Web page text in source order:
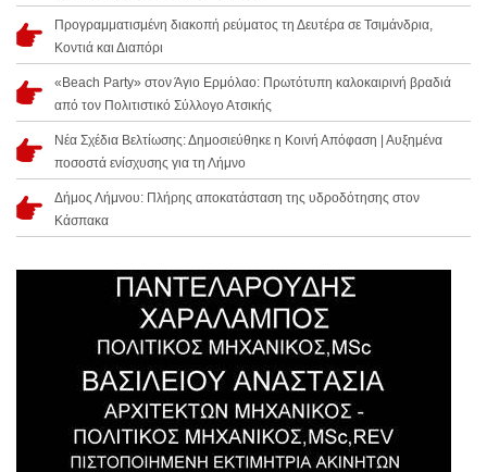
Προγραμματισμένη διακοπή ρεύματος τη Δευτέρα σε Τσιμάνδρια,
Κοντιά και Διαπόρι
«Beach Party» στον Άγιο Ερμόλαο: Πρωτότυπη καλοκαιρινή βραδιά
από τον Πολιτιστικό Σύλλογο Ατσικής
Νέα Σχέδια Βελτίωσης: Δημοσιεύθηκε η Κοινή Απόφαση | Αυξημένα
ποσοστά ενίσχυσης για τη Λήμνο
Δήμος Λήμνου: Πλήρης αποκατάσταση της υδροδότησης στον
Κάσπακα